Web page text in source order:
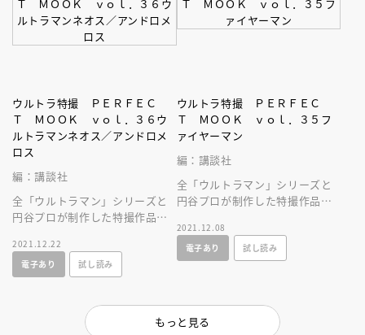
ウルトラ特撮 ＰＥＲＦＥＣ
Ｔ ＭＯＯＫ ｖｏｌ．３６ウ
ルトラマンネオス／アンドロメ
ロス
編：講談社
全「ウルトラマン」シリーズと
円谷プロが制作した特撮作品を
誕生！
2021.12.22
電子あり
試し読み
ウルトラ特撮 ＰＥＲＦＥＣ
Ｔ ＭＯＯＫ ｖｏｌ．３５フ
ァイヤーマン
編：講談社
全「ウルトラマン」シリーズと
円谷プロが制作した特撮作品を
誕生！
2021.12.08
電子あり
試し読み
もっと見る